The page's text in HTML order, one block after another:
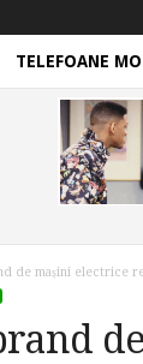
TELEFOANE
de mașini electrice